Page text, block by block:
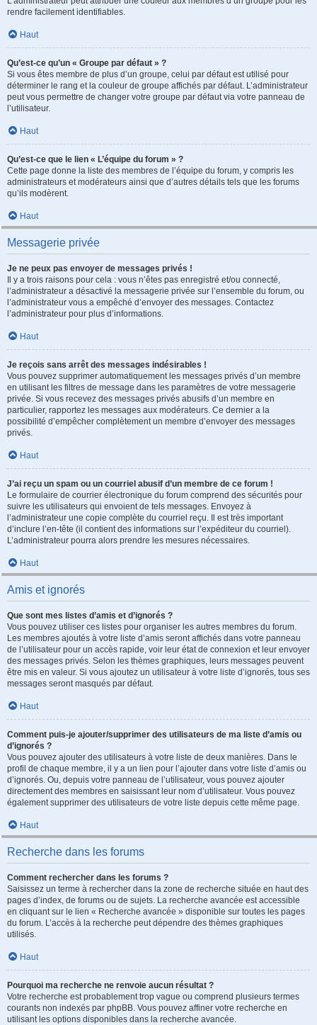
rendre facilement identifiables.
Haut
Qu’est-ce qu’un « Groupe par défaut » ?
Si vous êtes membre de plus d’un groupe, celui par défaut est utilisé pour
déterminer le rang et la couleur de groupe affichés par défaut. L’administrateur
peut vous permettre de changer votre groupe par défaut via votre panneau de
l’utilisateur.
Haut
Qu’est-ce que le lien « L’équipe du forum » ?
Cette page donne la liste des membres de l’équipe du forum, y compris les
administrateurs et modérateurs ainsi que d’autres détails tels que les forums
qu’ils modèrent.
Haut
Messagerie privée
Je ne peux pas envoyer de messages privés !
Il y a trois raisons pour cela : vous n’êtes pas enregistré et/ou connecté,
l’administrateur a désactivé la messagerie privée sur l’ensemble du forum, ou
l’administrateur vous a empêché d’envoyer des messages. Contactez
l’administrateur pour plus d’informations.
Haut
Je reçois sans arrêt des messages indésirables !
Vous pouvez supprimer automatiquement les messages privés d’un membre
en utilisant les filtres de message dans les paramètres de votre messagerie
privée. Si vous recevez des messages privés abusifs d’un membre en
particulier, rapportez les messages aux modérateurs. Ce dernier a la
possibilité d’empêcher complètement un membre d’envoyer des messages
privés.
Haut
J’ai reçu un spam ou un courriel abusif d’un membre de ce forum !
Le formulaire de courrier électronique du forum comprend des sécurités pour
suivre les utilisateurs qui envoient de tels messages. Envoyez à
l’administrateur une copie complète du courriel reçu. Il est très important
d’inclure l’en-tête (il contient des informations sur l’expéditeur du courriel).
L’administrateur pourra alors prendre les mesures nécessaires.
Haut
Amis et ignorés
Que sont mes listes d’amis et d’ignorés ?
Vous pouvez utiliser ces listes pour organiser les autres membres du forum.
Les membres ajoutés à votre liste d’amis seront affichés dans votre panneau
de l’utilisateur pour un accès rapide, voir leur état de connexion et leur envoyer
des messages privés. Selon les thèmes graphiques, leurs messages peuvent
être mis en valeur. Si vous ajoutez un utilisateur à votre liste d’ignorés, tous ses
messages seront masqués par défaut.
Haut
Comment puis-je ajouter/supprimer des utilisateurs de ma liste d’amis ou
d’ignorés ?
Vous pouvez ajouter des utilisateurs à votre liste de deux manières. Dans le
profil de chaque membre, il y a un lien pour l’ajouter dans votre liste d’amis ou
d’ignorés. Ou, depuis votre panneau de l’utilisateur, vous pouvez ajouter
directement des membres en saisissant leur nom d’utilisateur. Vous pouvez
également supprimer des utilisateurs de votre liste depuis cette même page.
Haut
Recherche dans les forums
Comment rechercher dans les forums ?
Saisissez un terme à rechercher dans la zone de recherche située en haut des
pages d’index, de forums ou de sujets. La recherche avancée est accessible
en cliquant sur le lien « Recherche avancée » disponible sur toutes les pages
du forum. L’accès à la recherche peut dépendre des thèmes graphiques
utilisés.
Haut
Pourquoi ma recherche ne renvoie aucun résultat ?
Votre recherche est probablement trop vague ou comprend plusieurs termes
courants non indexés par phpBB. Vous pouvez affiner votre recherche en
utilisant les options disponibles dans la recherche avancée.